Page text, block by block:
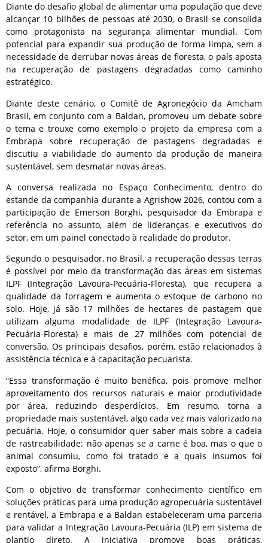
Diante do desafio global de alimentar uma população que deve
alcançar 10 bilhões de pessoas até 2030, o Brasil se consolida
como protagonista na segurança alimentar mundial. Com
potencial para expandir sua produção de forma limpa, sem a
necessidade de derrubar novas áreas de floresta, o país aposta
na recuperação de pastagens degradadas como caminho
estratégico.
Diante deste cenário, o Comitê de Agronegócio da Amcham
Brasil, em conjunto com a Baldan, promoveu um debate sobre
o tema e trouxe como exemplo o projeto da empresa com a
Embrapa sobre recuperação de pastagens degradadas e
discutiu a viabilidade do aumento da produção de maneira
sustentável, sem desmatar novas áreas.
A conversa realizada no Espaço Conhecimento, dentro do
estande da companhia durante a Agrishow 2026, contou com a
participação de Emerson Borghi, pesquisador da Embrapa e
referência no assunto, além de lideranças e executivos do
setor, em um painel conectado à realidade do produtor.
Segundo o pesquisador, no Brasil, a recuperação dessas terras
é possível por meio da transformação das áreas em sistemas
ILPF (Integração Lavoura-Pecuária-Floresta), que recupera a
qualidade da forragem e aumenta o estoque de carbono no
solo. Hoje, já são 17 milhões de hectares de pastagem que
utilizam alguma modalidade de ILPF (Integração Lavoura-
Pecuária-Floresta) e mais de 27 milhões com potencial de
conversão. Os principais desafios, porém, estão relacionados à
assistência técnica e à capacitação pecuarista.
“Essa transformação é muito benéfica, pois promove melhor
aproveitamento dos recursos naturais e maior produtividade
por área, reduzindo desperdícios. Em resumo, torna a
propriedade mais sustentável, algo cada vez mais valorizado na
pecuária. Hoje, o consumidor quer saber mais sobre a cadeia
de rastreabilidade: não apenas se a carne é boa, mas o que o
animal consumiu, como foi tratado e a quais insumos foi
exposto”, afirma Borghi.
Com o objetivo de transformar conhecimento científico em
soluções práticas para uma produção agropecuária sustentável
e rentável, a Embrapa e a Baldan estabeleceram uma parceria
para validar a Integração Lavoura-Pecuária (ILP) em sistema de
plantio direto. A iniciativa promove boas práticas,